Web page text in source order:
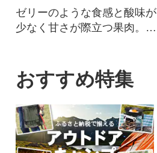
ゼリーのような食感と酸味が
少なく甘さが際立つ果肉。み
おすすめ特集